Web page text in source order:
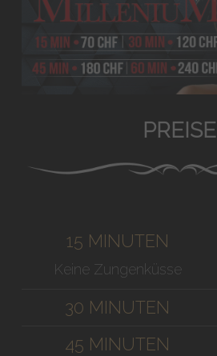
PREISE
15 MINUTEN
Keine Zungenküsse
30 MINUTEN
45 MINUTEN